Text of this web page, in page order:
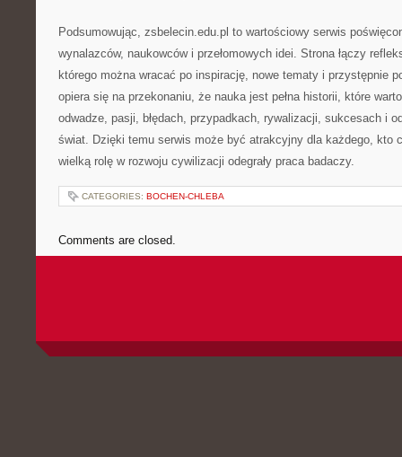
Podsumowując, zsbelecin.edu.pl to wartościowy serwis
wynalazców, naukowców i przełomowych idei. Strona łączy
którego można wracać po inspirację, nowe tematy i przystępnie
opiera się na przekonaniu, że nauka jest pełna historii, które
odwadze, pasji, błędach, przypadkach, rywalizacji, sukcesach i
świat. Dzięki temu serwis może być atrakcyjny dla każdego, kto
wielką rolę w rozwoju cywilizacji odegrały praca badaczy.
CATEGORIES: BOCHEN-CHLEBA
Comments are closed.